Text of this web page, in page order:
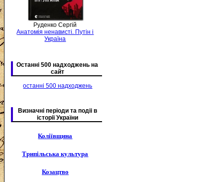
Руденко Сергій
Анатомія ненависті. Путін і
Україна
Останні 500 надходжень на
сайт
останні 500 надходжень
Визначні періоди та подіі в
історії України
Коліївщина
Трипільська культура
Козацтво